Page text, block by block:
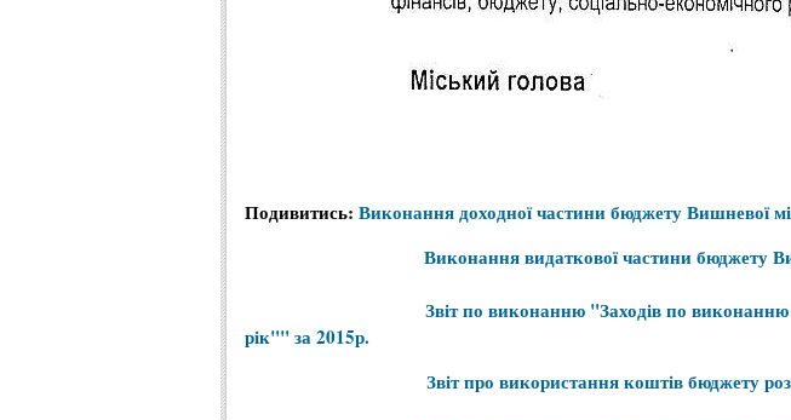
Подивитись: ВиконаннядоходноїчастинибюджетуВишневої
Виконаннявидатковоїчастинибюджету
Звітпо виконанню "Заходівпо виконанню
рік""за2015р.
Звітпро використаннякоштівбюджету